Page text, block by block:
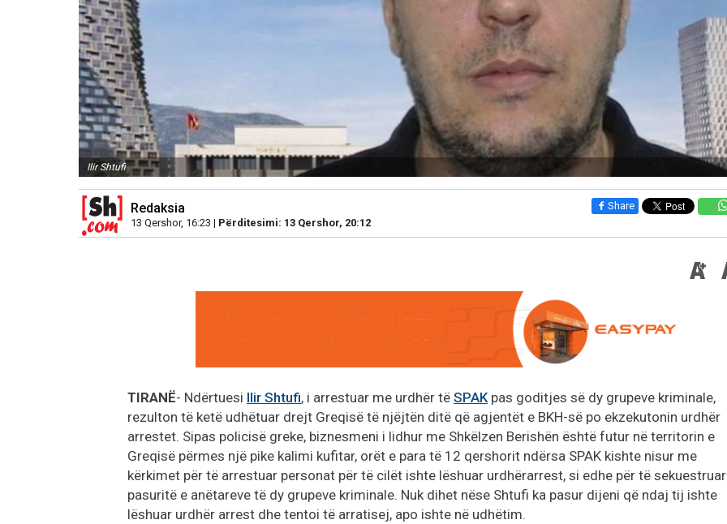
Ilir Shtufi
Redaksia
13 Qershor, 16:23 | Përditesimi: 13 Qershor, 20:12
Share
TIRANË- Ndërtuesi Ilir Shtufi, i arrestuar me urdhër të SPAKpas goditjes së dy grupeve kriminale,
rezulton të ketë udhëtuar drejt Greqisë të njëjtën ditë që agjentët e BKH-së po ekzekutonin urdhër
arrestet. Sipas policisë greke, biznesmeni i lidhur me Shkëlzen Berishën është futur në territorin e
Greqisë përmes një pike kalimi kufitar, orët e para të 12 qershorit ndërsa SPAK kishte nisur me
kërkimet për të arrestuar personat për të cilët ishte lëshuar urdhërarrest, si edhe për të sekuestruar
pasuritë e anëtareve të dy grupeve kriminale. Nuk dihet nëse Shtufi ka pasur dijeni që ndaj tij ishte
lëshuar urdhër arrest dhe tentoi të arratisej, apo ishte në udhëtim.